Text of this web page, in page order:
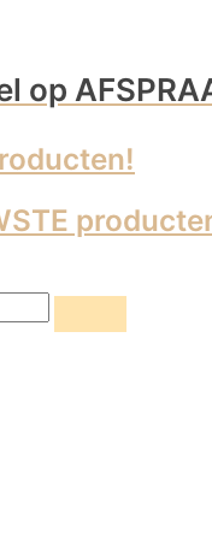
op